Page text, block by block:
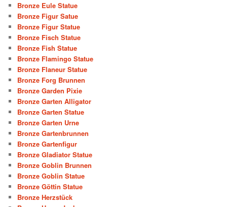
Bronze Eule Statue
Bronze Figur Satue
Bronze Figur Statue
Bronze Fisch Statue
Bronze Fish Statue
Bronze Flamingo Statue
Bronze Flaneur Statue
Bronze Forg Brunnen
Bronze Garden Pixie
Bronze Garten Alligator
Bronze Garten Statue
Bronze Garten Urne
Bronze Gartenbrunnen
Bronze Gartenfigur
Bronze Gladiator Statue
Bronze Goblin Brunnen
Bronze Goblin Statue
Bronze Göttin Statue
Bronze Herzstück